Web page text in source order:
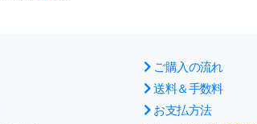
ご購入の流れ
送料＆手数料
お支払方法